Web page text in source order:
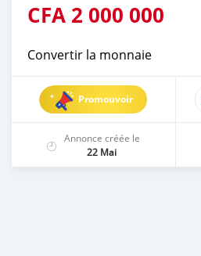
CFA 2 000 000
Convertir la monnaie
Promouvoir
Annonce créée le
22 Mai